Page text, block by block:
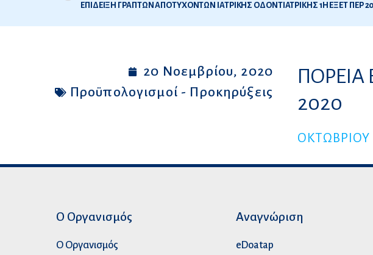
ΕΠΙΔΕΙΞΗ ΓΡΑΠΤΩΝ ΑΠΟΤΥΧΟΝΤΩΝ ΙΑΤΡΙΚΗΣ ΟΔΟΝΤΙΑΤΡΙΚΗΣ 1Η ΕΞΕΤ ΠΕΡ
20 Νοεμβρίου, 2020
Προϋπολογισμοί - Προκηρύξεις
2020
ΟΚΤΩΒΡΙΟΥ
Ο Οργανισμός
Ο Οργανισμός
Αναγνώριση
eDoatap